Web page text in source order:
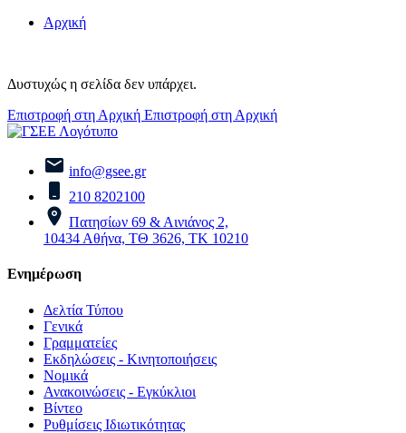
Αρχική
Δυστυχώς η σελίδα δεν υπάρχει.
Επιστροφή στη Αρχική Επιστροφή στη Αρχική
info@gsee.gr
210 8202100
Πατησίων 69 & Αινιάνος 2,
10434 Αθήνα, ΤΘ 3626, ΤΚ 10210
Ενημέρωση
Δελτία Τύπου
Γενικά
Γραμματείες
Εκδηλώσεις - Κινητοποιήσεις
Νομικά
Ανακοινώσεις - Εγκύκλιοι
Βίντεο
Ρυθμίσεις Ιδιωτικότητας